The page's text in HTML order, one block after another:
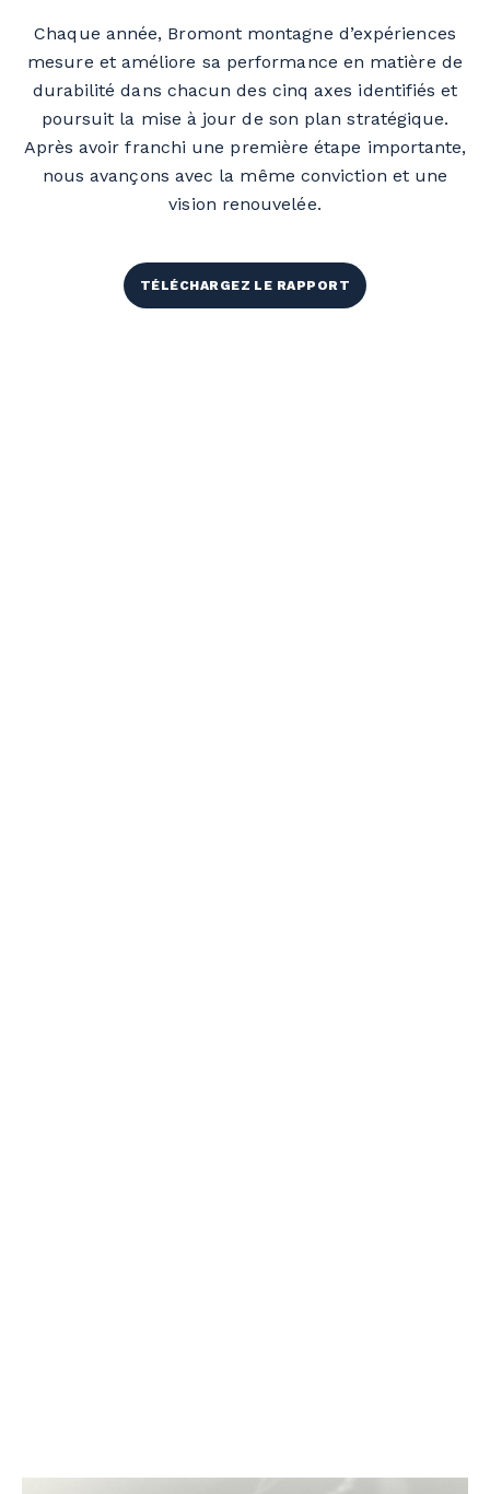
Chaque année, Bromont montagne d’expériences
mesure et améliore sa performance en matière de
durabilité dans chacun des cinq axes identifiés et
poursuit la mise à jour de son plan stratégique.
Après avoir franchi une première étape importante,
nous avançons avec la même conviction et une
vision renouvelée.
TÉLÉCHARGEZ LE RAPPORT